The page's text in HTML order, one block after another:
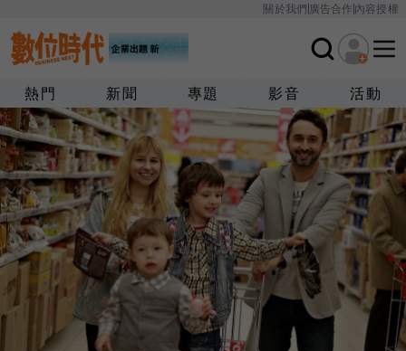
關於我們廣告合作內容授權
熱門 新聞 專題 影音 活動